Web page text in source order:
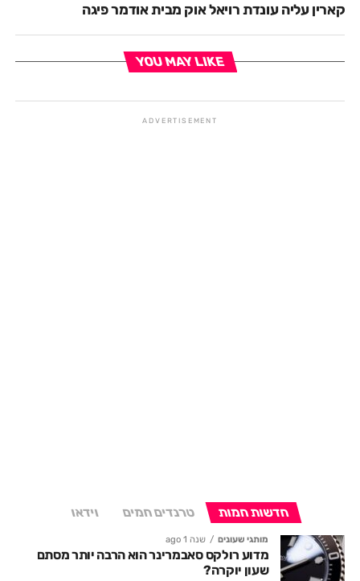
קארין עליה עונדת רויאל אוק מבית אודמר פיגה
YOU MAY LIKE
ADVERTISEMENT
חדשות חמות טרנדים חמים וידאו
מותגי שעונים שנה 1 ago
מדוע רולקס סאבמרינר הוא הרבה יותר מסתם
שעון יוקרה?